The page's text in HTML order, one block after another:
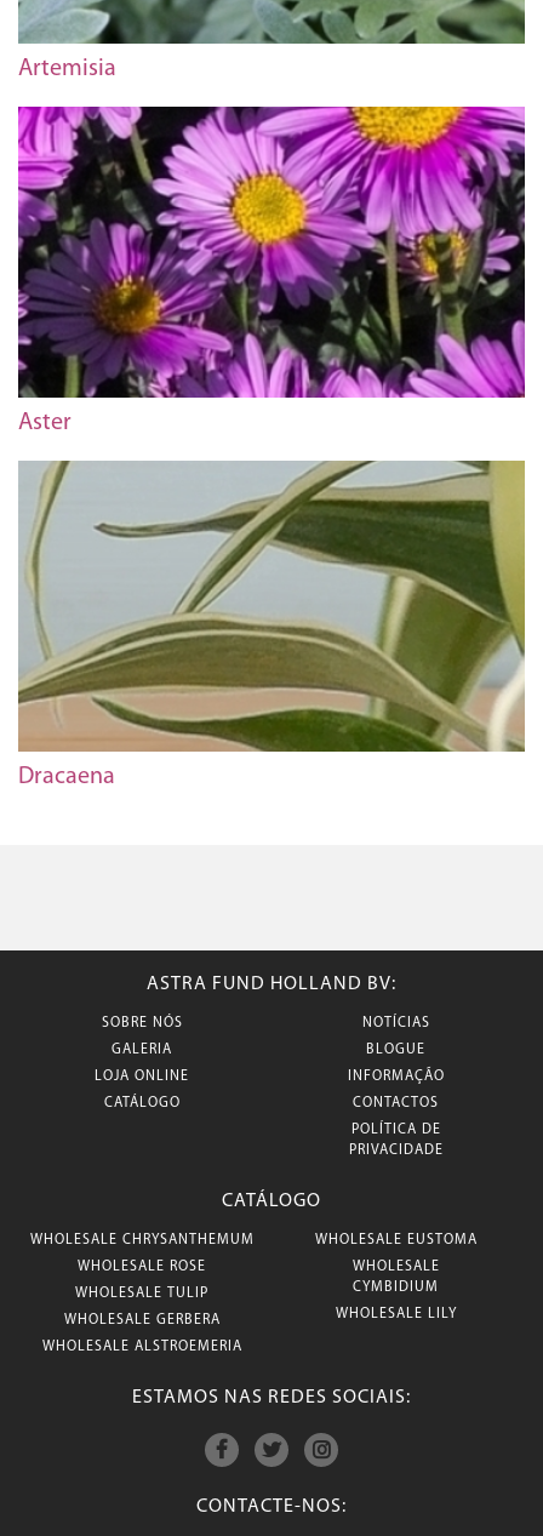
Artemisia
Aster
Dracaena
ASTRA FUND HOLLAND BV:
SOBRE NÓS
GALERIA
LOJA ONLINE
CATÁLOGO
NOTÍCIAS
BLOGUE
INFORMAÇÃO
CONTACTOS
POLÍTICA DE
PRIVACIDADE
CATÁLOGO
WHOLESALE CHRYSANTHEMUM
WHOLESALE ROSE
WHOLESALE TULIP
WHOLESALE GERBERA
WHOLESALE ALSTROEMERIA
WHOLESALE EUSTOMA
WHOLESALE
CYMBIDIUM
WHOLESALE LILY
ESTAMOS NAS REDES SOCIAIS:
CONTACTE-NOS: